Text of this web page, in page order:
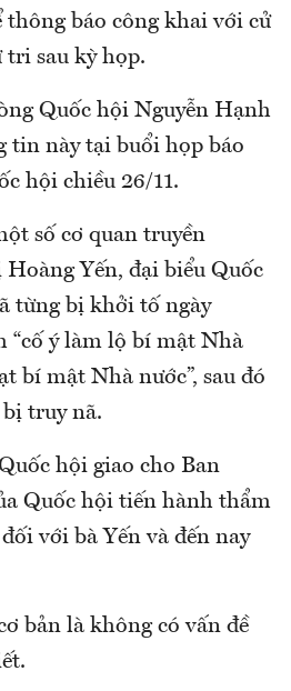
thông báo công khai với cử
sau kỳ họp.
Quốc hội Nguyễn Hạnh
tin này tại buổi họp báo
hội chiều 26/11.
số cơ quan truyền
Yến, đại biểu Quốc
từng bị khởi tố ngày
“cố ý làm lộ bí mật Nhà
bí mật Nhà nước”, sau đó
truy nã.
hội giao cho Ban
Quốc hội tiến hành thẩm
với bà Yến và đến nay
bản là không có vấn đề